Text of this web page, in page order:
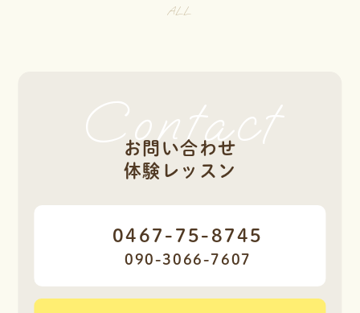
ALL
Contact
お問い合わせ
体験レッスン
0467-75-8745
090-3066-7607